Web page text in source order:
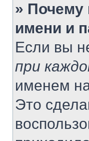
» Почему
имени и
Если вы
при
именем
Это